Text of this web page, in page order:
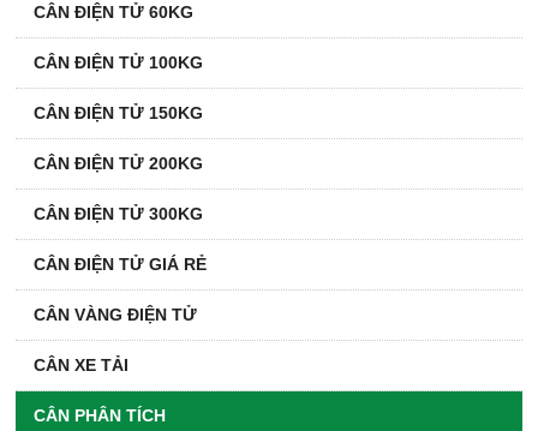
CÂN ĐIỆN TỬ 60KG
CÂN ĐIỆN TỬ 100KG
CÂN ĐIỆN TỬ 150KG
CÂN ĐIỆN TỬ 200KG
CÂN ĐIỆN TỬ 300KG
CÂN ĐIỆN TỬ GIÁ RẺ
CÂN VÀNG ĐIỆN TỬ
CÂN XE TẢI
CÂN PHÂN TÍCH